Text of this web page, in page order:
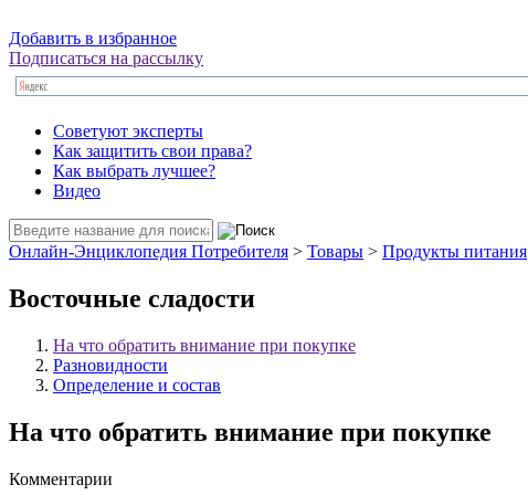
Добавить в избранное
Подписаться на рассылку
Советуют эксперты
Как защитить свои права?
Как выбрать лучшее?
Видео
Онлайн-Энциклопедия Потребителя > Товары > Продукты питания
Восточные сладости
На что обратить внимание при покупке
Разновидности
Определение и состав
На что обратить внимание при покупке
Комментарии